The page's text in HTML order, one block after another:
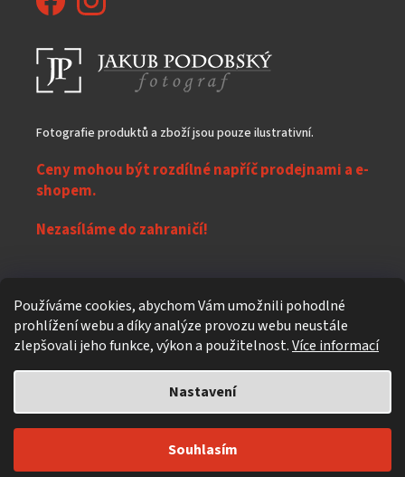
Používáme cookies, abychom Vám umožnili pohodlné
prohlížení webu a díky analýze provozu webu neustále
zlepšovali jeho funkce, výkon a použitelnost.Více informací
Nastavení
Souhlasím
Fotografie produktů a zboží jsou pouze ilustrativní.
Ceny mohou být rozdílné napříč prodejnami a e-
shopem.
Nezasíláme do zahraničí!
Vytvořil Shoptet
eXpres nápoje. Všechna práva vyhrazena.
nastavení cookies
Individuální design a úpravy619design.cz - Reklamní agentura z
Čekého ráje